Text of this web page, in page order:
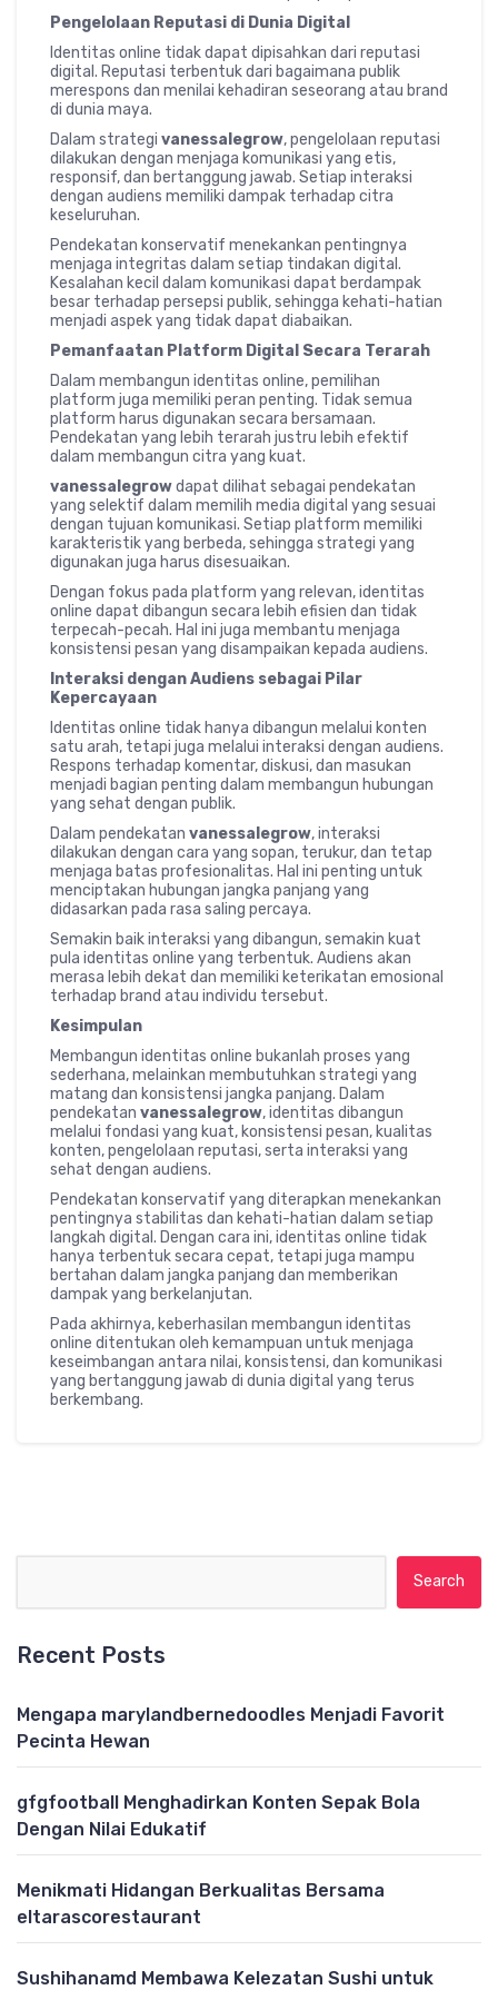
Pengelolaan Reputasi di Dunia Digital
Identitas online tidak dapat dipisahkan dari reputasi
digital. Reputasi terbentuk dari bagaimana publik
merespons dan menilai kehadiran seseorang atau brand
di dunia maya.
Dalam strategi vanessalegrow, pengelolaan reputasi
dilakukan dengan menjaga komunikasi yang etis,
responsif, dan bertanggung jawab. Setiap interaksi
dengan audiens memiliki dampak terhadap citra
keseluruhan.
Pendekatan konservatif menekankan pentingnya
menjaga integritas dalam setiap tindakan digital.
Kesalahan kecil dalam komunikasi dapat berdampak
besar terhadap persepsi publik, sehingga kehati-hatian
menjadi aspek yang tidak dapat diabaikan.
Pemanfaatan Platform Digital Secara Terarah
Dalam membangun identitas online, pemilihan
platform juga memiliki peran penting. Tidak semua
platform harus digunakan secara bersamaan.
Pendekatan yang lebih terarah justru lebih efektif
dalam membangun citra yang kuat.
vanessalegrowdapat dilihat sebagai pendekatan
yang selektif dalam memilih media digital yang sesuai
dengan tujuan komunikasi. Setiap platform memiliki
karakteristik yang berbeda, sehingga strategi yang
digunakan juga harus disesuaikan.
Dengan fokus pada platform yang relevan, identitas
online dapat dibangun secara lebih efisien dan tidak
terpecah-pecah. Hal ini juga membantu menjaga
konsistensi pesan yang disampaikan kepada audiens.
Interaksi dengan Audiens sebagai Pilar
Kepercayaan
Identitas online tidak hanya dibangun melalui konten
satu arah, tetapi juga melalui interaksi dengan audiens.
Respons terhadap komentar, diskusi, dan masukan
menjadi bagian penting dalam membangun hubungan
yang sehat dengan publik.
Dalam pendekatan vanessalegrow, interaksi
dilakukan dengan cara yang sopan, terukur, dan tetap
menjaga batas profesionalitas. Hal ini penting untuk
menciptakan hubungan jangka panjang yang
didasarkan pada rasa saling percaya.
Semakin baik interaksi yang dibangun, semakin kuat
pula identitas online yang terbentuk. Audiens akan
merasa lebih dekat dan memiliki keterikatan emosional
terhadap brand atau individu tersebut.
Kesimpulan
Membangun identitas online bukanlah proses yang
sederhana, melainkan membutuhkan strategi yang
matang dan konsistensi jangka panjang. Dalam
pendekatan vanessalegrow, identitas dibangun
melalui fondasi yang kuat, konsistensi pesan, kualitas
konten, pengelolaan reputasi, serta interaksi yang
sehat dengan audiens.
Pendekatan konservatif yang diterapkan menekankan
pentingnya stabilitas dan kehati-hatian dalam setiap
langkah digital. Dengan cara ini, identitas online tidak
hanya terbentuk secara cepat, tetapi juga mampu
bertahan dalam jangka panjang dan memberikan
dampak yang berkelanjutan.
Pada akhirnya, keberhasilan membangun identitas
online ditentukan oleh kemampuan untuk menjaga
keseimbangan antara nilai, konsistensi, dan komunikasi
yang bertanggung jawab di dunia digital yang terus
berkembang.
Recent Posts
Mengapa marylandbernedoodles Menjadi Favorit
Pecinta Hewan
gfgfootball Menghadirkan Konten Sepak Bola
Dengan Nilai Edukatif
Menikmati Hidangan Berkualitas Bersama
eltarascorestaurant
Sushihanamd Membawa Kelezatan Sushi untuk